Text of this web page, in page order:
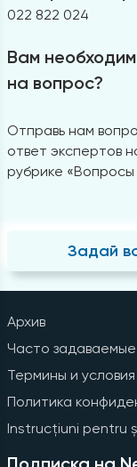
022 822 024
Вам
на вопрос?
Отправь нам
ответ экспертов
рубрике «Вопросы
Задай
Архив
Часто
Термины и
Политика
Instrucțiuni pentru